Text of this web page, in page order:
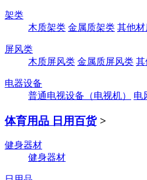
架类
木质架类 金属质架类 其他
屏风类
木质屏风类 金属质屏风类 其
电器设备
普通电视设备（电视机）
电
体育用品 日用百货 >
健身器材
健身器材